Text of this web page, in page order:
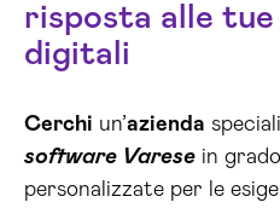
risposta alle tue
digitali
Cerchi un’azienda
software Varese in
personalizzate per le